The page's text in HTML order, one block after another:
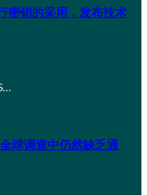
密钥的采用，发布技术
球调查中仍然缺乏通